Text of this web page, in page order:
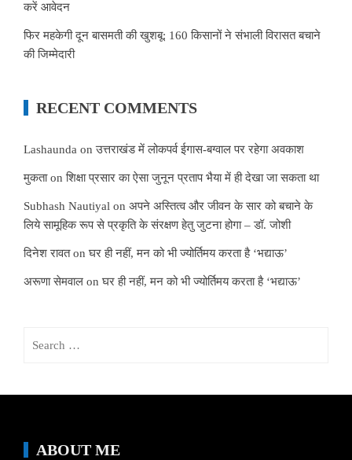
करें आवेदन
फिर महकेगी दून बासमती की खुशबू: 160 किसानों ने संभाली विरासत बचाने
की जिम्मेदारी
RECENT COMMENTS
Lashaunda onउत्तराखंड में लोकपर्व ईगास-बग्वाल पर रहेगा अवकाश
मुकताonशिक्षा प्रसार का ऐसा जुनून प्रताप भैया में ही देखा जा सकता था
Subhash Nautiyal on अपने अस्तित्व और जीवन के सार को बचाने के
लिये सामूहिक रूप से प्रकृति के संरक्षण हेतु जुटना होगा – डॉ. जोशी
दिनेश रावतonघर ही नहीं, मन को भी ज्योर्तिमय करता है ‘भद्याऊ’
अरूणा सेमवाल onघर ही नहीं, मन को भी ज्योर्तिमय करता है ‘भद्याऊ’
ABOUT ME